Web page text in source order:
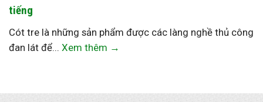
tiếng
Cót tre là những sản phẩm được các làng nghề thủ công
đan lát để... Xem thêm →